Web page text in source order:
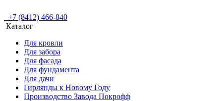
+7 (8412) 466-840
Каталог
Для кровли
Для забора
Для фасада
Для фундамента
Для дачи
Гирлянды к Новому Году
Производство Завода Покрофф